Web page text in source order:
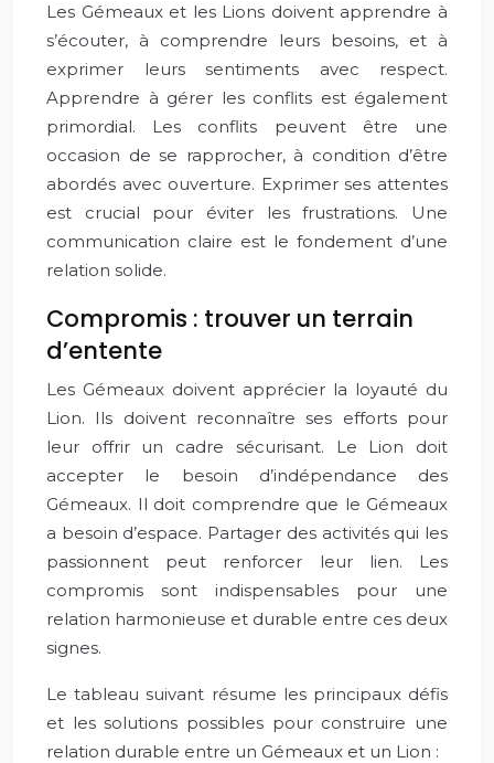
Les Gémeaux et les Lions doivent apprendre à
s’écouter, à comprendre leurs besoins, et à
exprimer leurs sentiments avec respect.
Apprendre à gérer les conflits est également
primordial. Les conflits peuvent être une
occasion de se rapprocher, à condition d’être
abordés avec ouverture. Exprimer ses attentes
est crucial pour éviter les frustrations. Une
communication claire est le fondement d’une
relation solide.
Compromis : trouver un terrain
d’entente
Les Gémeaux doivent apprécier la loyauté du
Lion. Ils doivent reconnaître ses efforts pour
leur offrir un cadre sécurisant. Le Lion doit
accepter le besoin d’indépendance des
Gémeaux. Il doit comprendre que le Gémeaux
a besoin d’espace. Partager des activités qui les
passionnent peut renforcer leur lien. Les
compromis sont indispensables pour une
relation harmonieuse et durable entre ces deux
signes.
Le tableau suivant résume les principaux défis
et les solutions possibles pour construire une
relation durable entre un Gémeaux et un Lion :